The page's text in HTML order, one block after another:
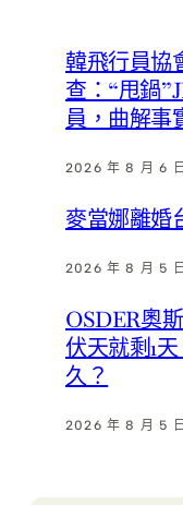
韓飛行員協
查：“甩鍋
員，曲解事
2026 年 8 月 6 日
麥當娜離婚
2026 年 8 月 5 日
OSDER奧
伏天就剩1
久？
2026 年 8 月 5 日